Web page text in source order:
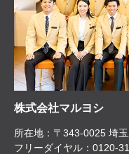
株式会社マルヨシ
所在地：〒343-0025 埼
フリーダイヤル：0120-